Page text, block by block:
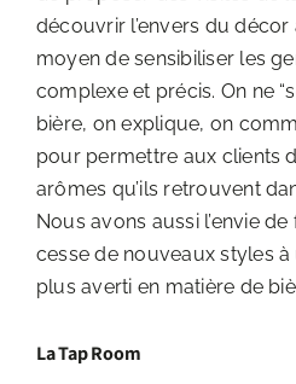
découvrir l’envers du décor
moyen de sensibiliser les
complexe et précis. On ne
bière, on explique, on
pour permettre aux clients
arômes qu’ils retrouvent
Nous avons aussi l’envie
cesse de nouveaux styles
plus averti en matière de
La Tap Room